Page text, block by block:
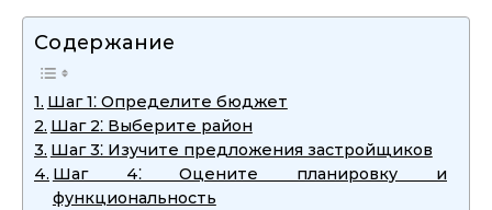
Содержание
Шаг 1⁚ Определите бюджет
Шаг 2⁚ Выберите район
Шаг 3⁚ Изучите предложения застройщиков
Шаг 4⁚ Оцените планировку и
функциональность